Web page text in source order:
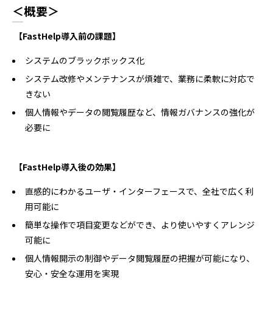
＜概要＞
【FastHelp導入前の課題】
システムのブラックボックス化
システム改修やメンテナンスが煩雑で、業務に柔軟に対応で
きない
個人情報やデータの閲覧履歴など、情報ガバナンスの強化が
必要に
【FastHelp導入後の効果】
直感的にわかるユーザ・インターフェースで、全社で広く利
用可能に
簡単な操作で項目変更などができ、より使いやすくアレンジ
可能に
個人情報開示の制御やデータ閲覧履歴の把握が可能になり、
安心・安全な運用を実現